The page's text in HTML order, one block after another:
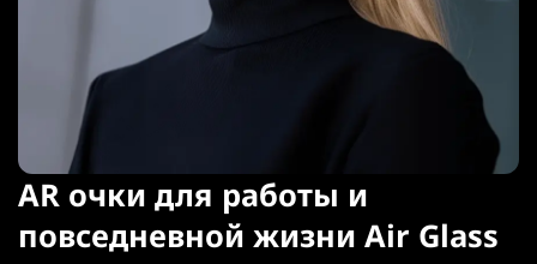
AR очки для работы и
повседневной жизни Air Glass